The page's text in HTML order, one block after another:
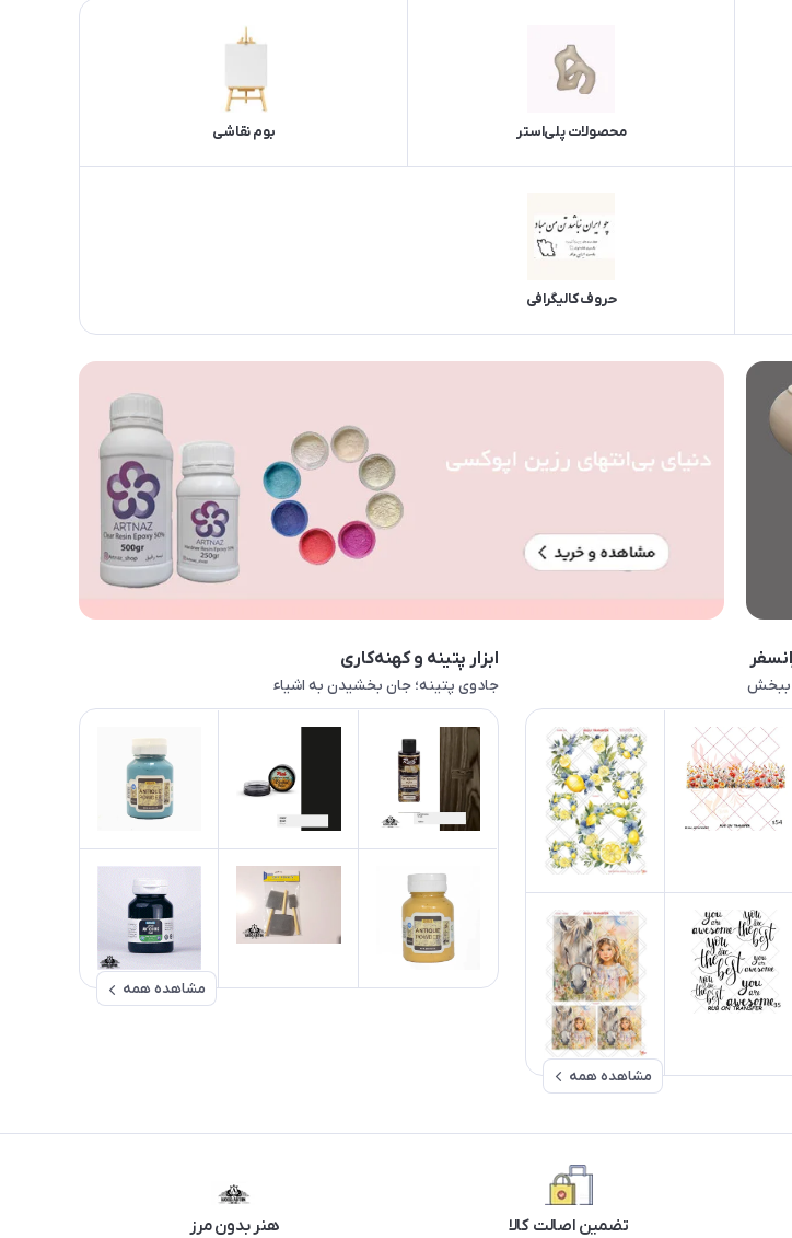
محصولات پلی‌استر بوم نقاشی
حروف کالیگرافی
ببخش
مشاهده همه
ابزار پتینه و کهنه‌کاری
جادوی پتینه؛ جان بخشیدن به اشیاء
مشاهده همه
تضمین اصالت کالا هنر بدون مرز